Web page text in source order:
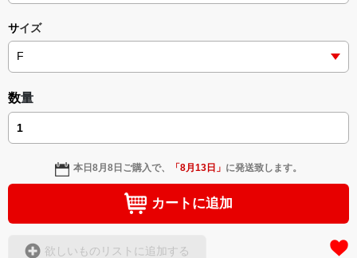
サイズ
数量
本日8月8日 ご購入で、 「8月13日 」 に発送致します。
カートに追加
欲しいものリストに追加する